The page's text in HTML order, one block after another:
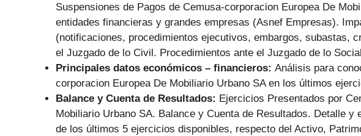
Suspensiones de Pagos de Cemusa-corporacion Europea De
entidades financieras y grandes empresas (Asnef Empresas).
(notificaciones, procedimientos ejecutivos, embargos, subastas,
el Juzgado de lo Civil. Procedimientos ante el Juzgado de lo
Principales datos económicos – financieros: Análisis para
corporacion Europea De Mobiliario Urbano SA en los últimos
Balance y Cuenta de Resultados: Ejercicios Presentados por
Mobiliario Urbano SA. Balance y Cuenta de Resultados. Detalle y
de los últimos 5 ejercicios disponibles, respecto del Activo,